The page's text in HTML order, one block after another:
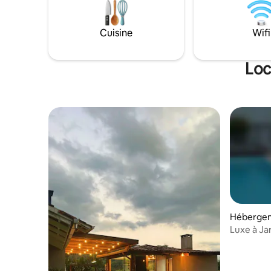
Cuisine Wifi
Luxe à